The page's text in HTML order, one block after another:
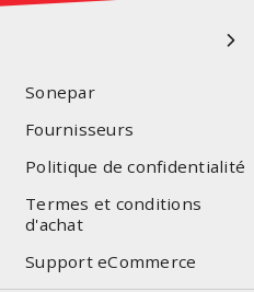
Sonepar
Fournisseurs
Politique de confidentialité
Termes et conditions
d'achat
Support eCommerce